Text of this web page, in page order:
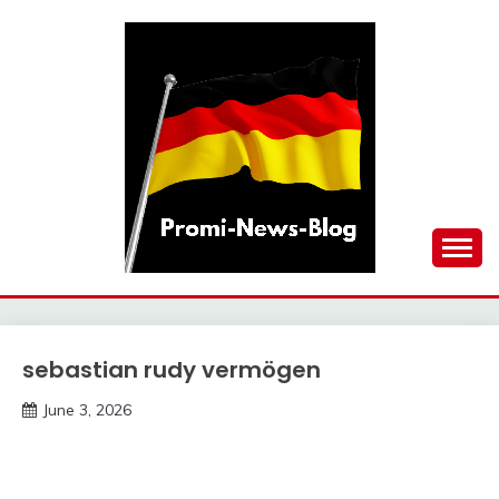
PROMI-NEWS-BLOG
Trends
sebastian rudy vermögen
June 3, 2026